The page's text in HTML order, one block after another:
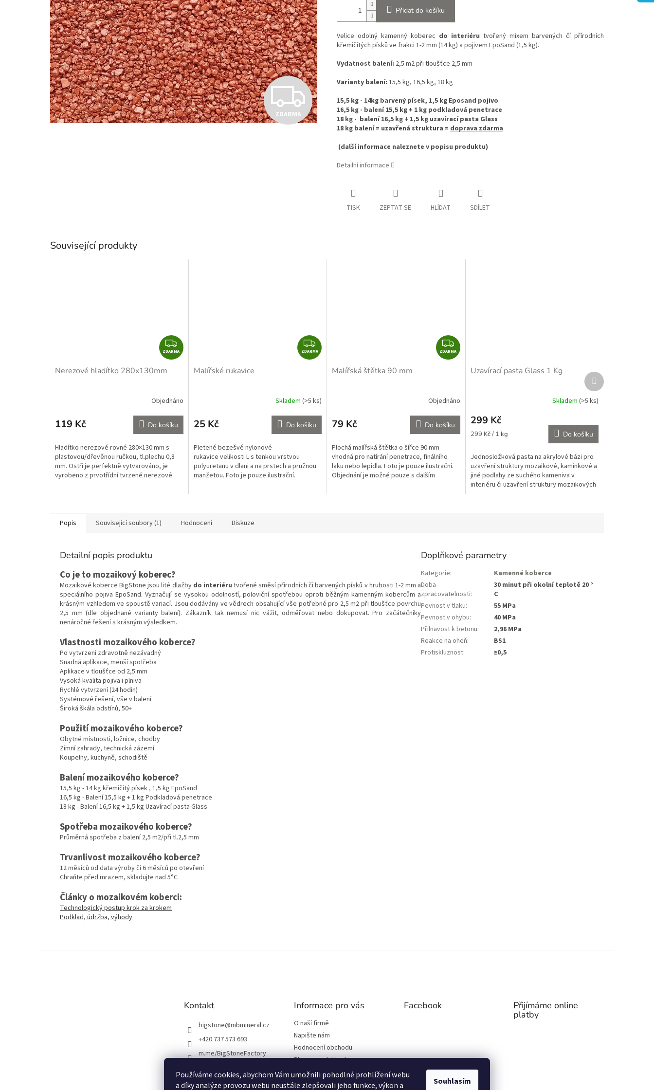
Používáme cookies, abychom Vám umožnili pohodlné prohlížení webu
a díky analýze provozu webu neustále zlepšovali jeho funkce, výkon a
Souhlasím
Z
D
A
ZDARMA
Přidat do košíku
Velice odolný kamenný koberec do interiéru tvořený mixem barvených čí přírodních
křemičitých písků ve frakci 1-2 mm (14 kg) a pojivem EpoSand (1,5 kg).
Vydatnost balení: 2,5 m2 při tloušťce 2,5 mm
Varianty balení: 15,5 kg, 16,5 kg, 18 kg
15,5 kg - 14kg barvený písek, 1,5 kg Eposand pojivo
16,5 kg - balení 15,5 kg + 1 kg podkladová penetrace
18 kg - balení 16,5 kg + 1,5 kg uzavírací pasta Glass
18 kg balení = uzavřená struktura = doprava zdarma
(další informace naleznete v popisu produktu)
Detailní informace
TISK ZEPTAT SE HLÍDAT SDÍLET
Související produkty
Z
D
A
ZDARMA
Nerezové hladítko 280x130mm
Objednáno
119 Kč Do košíku
Hladítko nerezové rovné 280×130 mm s
plastovou/dřevěnou ručkou, tl.plechu 0,8
mm. Ostří je perfektně vytvarováno, je
vyrobeno z prvotřídní tvrzené nerezové
Z
D
A
ZDARMA
Malířské rukavice
Skladem (>5 ks)
25 Kč Do košíku
Pletené bezešvé nylonové
rukavice velikosti L s tenkou vrstvou
polyuretanu v dlani a na prstech a pružnou
manžetou. Foto je pouze ilustrační.
Z
D
A
ZDARMA
Malířská štětka 90 mm
Objednáno
79 Kč Do košíku
Plochá malířská štětka o šířce 90 mm
vhodná pro natírání penetrace, finálního
laku nebo lepidla. Foto je pouze ilustrační.
Objednání je možné pouze s dalším
Uzavírací pasta Glass 1 Kg
produktu
je
5,0
5
hvězdiček.
Skladem(>5 ks)
299 Kč
Měrná
299 Kč / 1 kg Do košíku
Jednosložková pasta na akrylové bázi pro
uzavření struktury mozaikové, kamínkové a
jiné podlahy ze suchého kameniva v
interiéru či uzavření struktury mozaikových
Další
produkt
Popis Související soubory (1) Hodnocení Diskuze
Detailní popis produktu
Co je to mozaikový koberec?
Mozaikové koberce BigStone jsou lité dlažby do interiéru tvořené směsí přírodních či barvených písků v hrubosti 1-2 mm a
speciálního pojiva EpoSand. Vyznačují se vysokou odolností, poloviční spotřebou oproti běžným kamenným kobercům a
krásným vzhledem ve spoustě variací. Jsou dodávány ve vědrech obsahující vše potřebné pro 2,5 m2 při tloušťce povrchu
2,5 mm (dle objednané varianty balení). Zákazník tak nemusí nic vážit, odměřovat nebo dokupovat. Pro začátečníky
nenáročné řešení s krásným výsledkem.
Vlastnosti mozaikového koberce?
Po vytvrzení zdravotně nezávadný
Snadná aplikace, menší spotřeba
Aplikace v tloušťce od 2,5 mm
Vysoká kvalita pojiva i plniva
Rychlé vytvrzení (24 hodin)
Systémové řešení, vše v balení
Široká škála odstínů, 50+
Použití mozaikového koberce?
Obytné místnosti, ložnice, chodby
Zimní zahrady, technická zázemí
Koupelny, kuchyně, schodiště
Balení mozaikového koberce?
15,5 kg - 14 kg křemičitý písek , 1,5 kg EpoSand
16,5 kg - Balení 15,5 kg + 1 kg Podkladová penetrace
18 kg - Balení 16,5 kg + 1,5 kg Uzavírací pasta Glass
Spotřeba mozaikového koberce?
Průměrná spotřeba z balení 2,5 m2/při tl.2,5 mm
Trvanlivost mozaikového koberce?
12 měsíců od data výroby či 6 měsíců po otevření
Chraňte před mrazem, skladujte nad 5°C
Články o mozaikovém koberci:
Technologický postup krok za krokem
Podklad, údržba, výhody
Doplňkové parametry
Kategorie:
Kamenné koberce
Doba
zpracovatelnosti:
30 minut při okolní teplotě 20 °
C
Pevnost v tlaku:
55 MPa
Pevnost v ohybu:
40 MPa
Přilnavost k betonu:
2,96 MPa
Reakce na oheň:
BS1
Protiskluznost: ≥0,5
Kontakt
bigstone@mbmineral.cz
+420 737 573 693
m.me/BigStoneFactory
Informace pro vás
O naší firmě
Napište nám
Hodnocení obchodu
Blog o produktech
Obchodní podmínky
Ochrana osobních údajů
Facebook Přijímáme online
platby